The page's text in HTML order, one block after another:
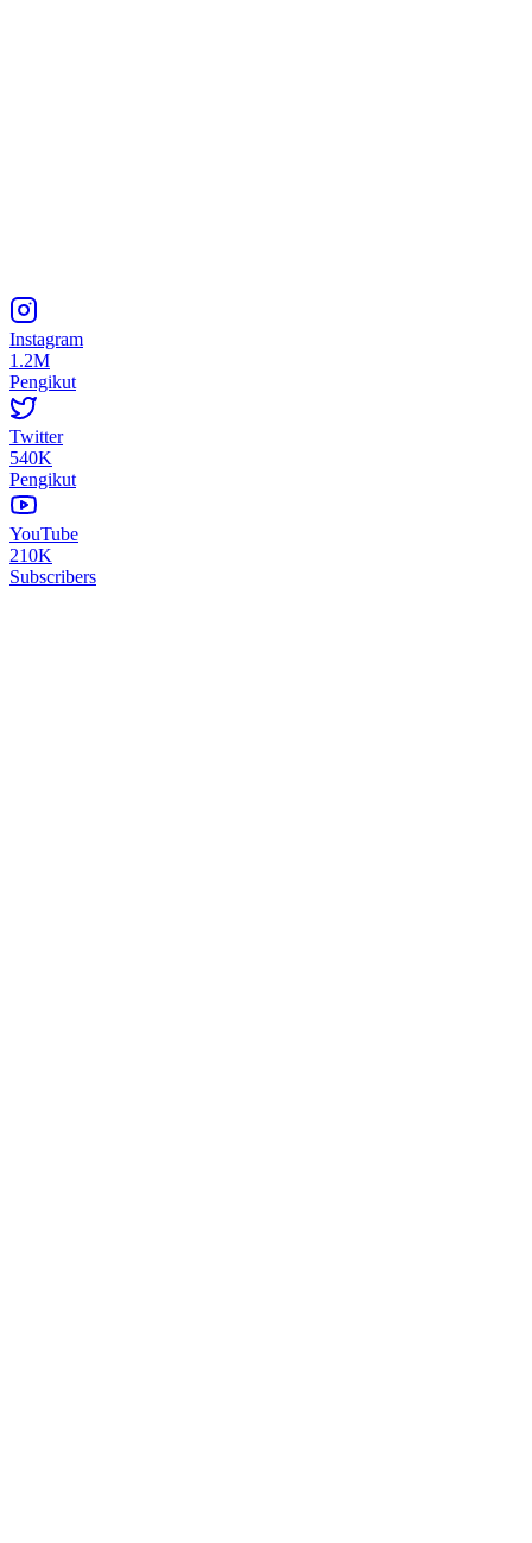
Instagram
1.2M
Pengikut
Twitter
540K
Pengikut
YouTube
210K
Subscribers